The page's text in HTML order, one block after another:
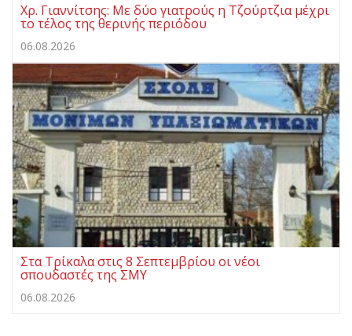
Χρ. Γιαννίτσης: Με δύο γιατρούς η Τζούρτζια μέχρι
το τέλος της θερινής περιόδου
06.08.2026
Στα Τρίκαλα στις 8 Σεπτεμβρίου οι νέοι
σπουδαστές της ΣΜΥ
06.08.2026